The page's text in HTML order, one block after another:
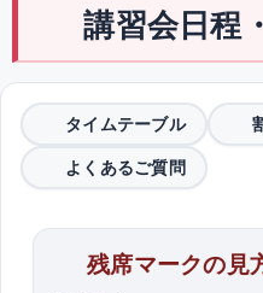
講習会日程
タイムテーブル
よくあるご質問
残席マークの見